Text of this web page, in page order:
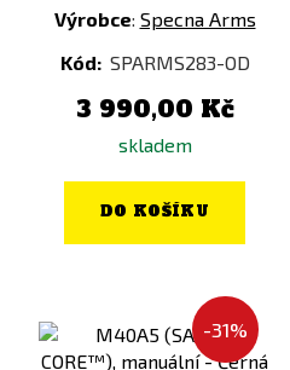
Výrobce: Specna Arms
Kód: SPARMS283-OD
3 990,00 Kč
skladem
DO KOŠÍKU
-31%